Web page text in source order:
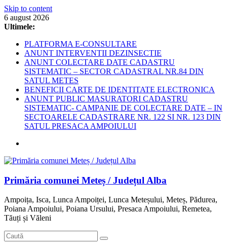
Skip to content
6 august 2026
Ultimele:
PLATFORMA E-CONSULTARE
ANUNT INTERVENTII DEZINSECTIE
ANUNT COLECTARE DATE CADASTRU
SISTEMATIC – SECTOR CADASTRAL NR.84 DIN
SATUL METES
BENEFICII CARTE DE IDENTITATE ELECTRONICA
ANUNT PUBLIC MASURATORI CADASTRU
SISTEMATIC- CAMPANIE DE COLECTARE DATE – IN
SECTOARELE CADASTRARE NR. 122 SI NR. 123 DIN
SATUL PRESACA AMPOIULUI
Primăria comunei Meteș / Județul Alba
Ampoița, Isca, Lunca Ampoiței, Lunca Meteșului, Meteș, Pădurea,
Poiana Ampoiului, Poiana Ursului, Presaca Ampoiului, Remetea,
Tăuți și Văleni